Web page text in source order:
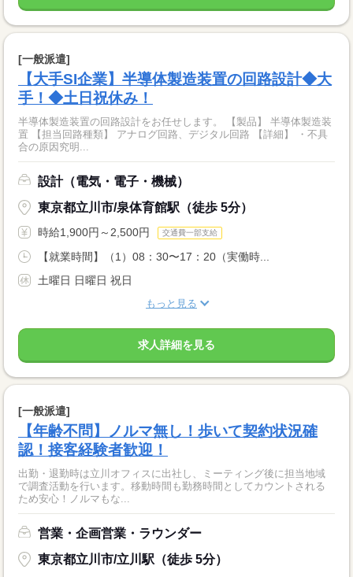
[一般派遣]
【大手SI企業】半導体製造装置の回路設計◆大
手！◆土日祝休み！
半導体製造装置の回路設計をお任せします。 【製品】 半導体製造装
置 【担当回路種類】 アナログ回路、デジタル回路 【詳細】 ・不具
合の原因究明...
設計（電気・電子・機械）
東京都立川市/泉体育館駅（徒歩 5分）
時給1,900円～2,500円 交通費一部支給
【就業時間】（1）08：30〜17：20（実働時...
土曜日 日曜日 祝日
もっと見る
求人詳細を見る
[一般派遣]
【年齢不問】ノルマ無し！歩いて契約状況確
認！接客経験者歓迎！
出勤・退勤時は立川オフィスに出社し、ミーティング後に担当地域
で調査活動を行います。移動時間も勤務時間としてカウントされる
ため安心！ノルマもな...
営業・企画営業・ラウンダー
東京都立川市/立川駅（徒歩 5分）